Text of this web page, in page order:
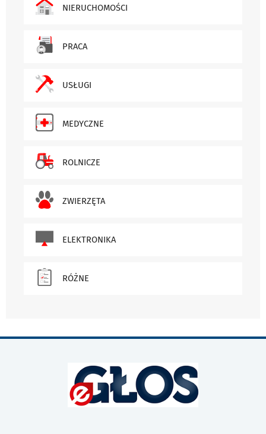
NIERUCHOMOŚCI
PRACA
USŁUGI
MEDYCZNE
ROLNICZE
ZWIERZĘTA
ELEKTRONIKA
RÓŻNE